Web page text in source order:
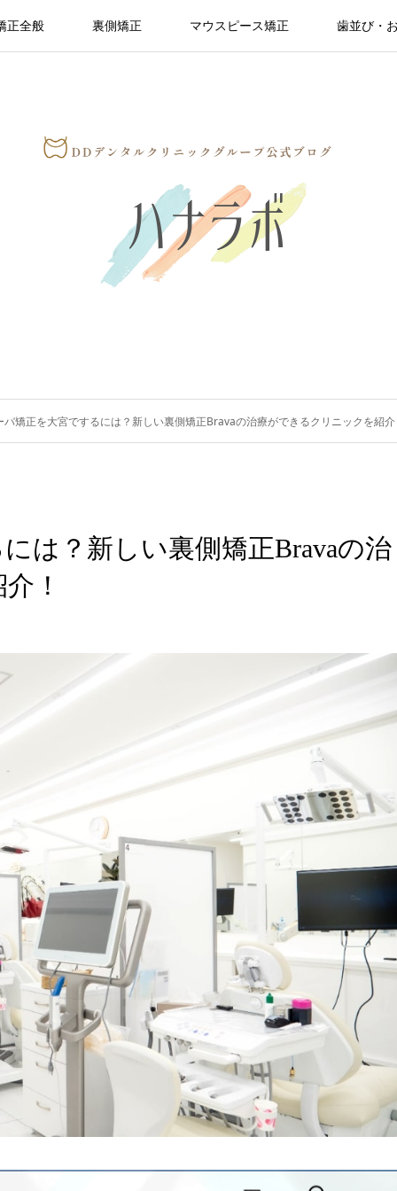
正全般 裏側矯正 マウスピース矯正 歯並び・
バ矯正を大宮でするには？新しい裏側矯正Bravaの治療ができるクリニックを紹
は？新しい裏側矯正Bravaの治
！